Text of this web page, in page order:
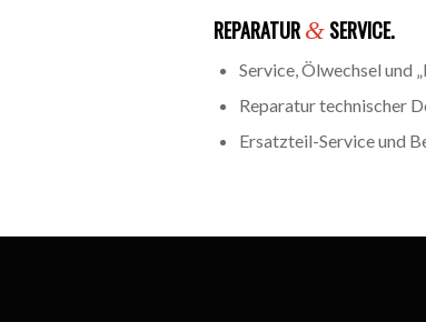
REPARATUR&SERVICE.
Service, Ölwechsel und
Reparatur technischer
Ersatzteil-Service und